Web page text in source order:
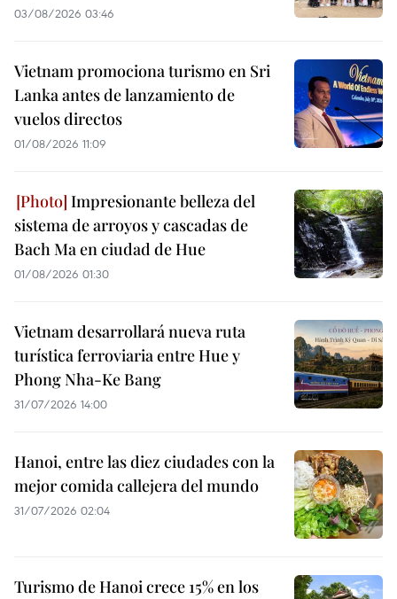
03/08/2026 03:46
Vietnam promociona turismo en Sri
Lanka antes de lanzamiento de
vuelos directos
01/08/2026 11:09
Impresionante belleza del
sistema de arroyos y cascadas de
Bach Ma en ciudad de Hue
01/08/2026 01:30
Vietnam desarrollará nueva ruta
turística ferroviaria entre Hue y
Phong Nha-Ke Bang
31/07/2026 14:00
Hanoi, entre las diez ciudades con la
mejor comida callejera del mundo
31/07/2026 02:04
Turismo de Hanoi crece 15% en los